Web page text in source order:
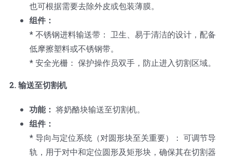
也可根据需要去除外皮或包装薄膜。
组件：
* 不锈钢进料输送带： 卫生、易于清洁的设计，配备
低摩擦塑料或不锈钢带。
* 安全光栅： 保护操作员双手，防止进入切割区域。
2. 输送至切割机
功能： 将奶酪块输送至切割机。
组件：
* 导向与定位系统（对圆形块至关重要）： 可调节导
轨，用于对中和定位圆形及矩形块，确保其在切割器